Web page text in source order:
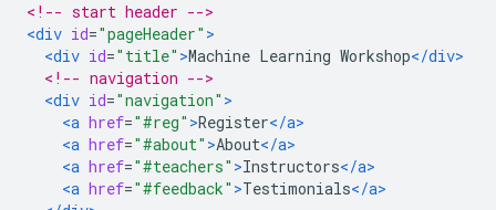
<!-- start header -->
<div id="pageHeader" >
<div id="title" >Machine Learning Workshop</div>
<!-- navigation -->
<div id="navigation" >
<a href="#reg" >Register</a>
<a href="#about" >About</a>
<a href="#teachers" >Instructors</a>
<a href="#feedback" >Testimonials</a>